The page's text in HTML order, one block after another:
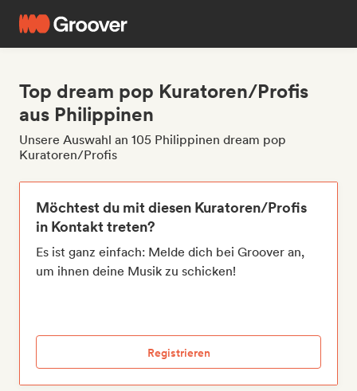
Top dream pop Kuratoren/Profis
aus Philippinen
Unsere Auswahl an 105 Philippinen dream pop
Kuratoren/Profis
Möchtest du mit diesen Kuratoren/Profis
in Kontakt treten?
Es ist ganz einfach: Melde dich bei Groover an,
um ihnen deine Musik zu schicken!
Registrieren